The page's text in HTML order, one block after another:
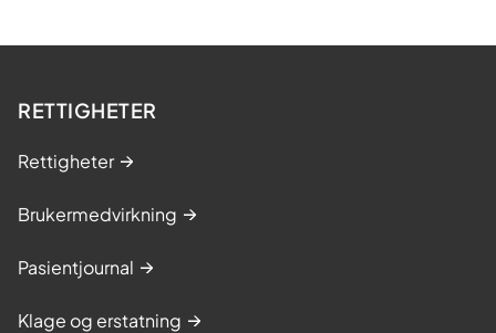
RETTIGHETER
Rettigheter
Brukermedvirkning
Pasientjournal
Klage og erstatning